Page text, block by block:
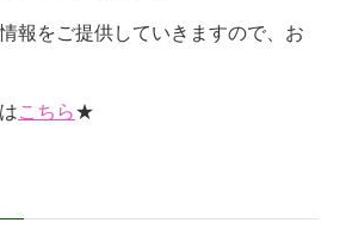
報をご提供していきますので、お
こちら★